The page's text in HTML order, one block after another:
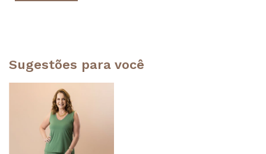
Sugestões para você